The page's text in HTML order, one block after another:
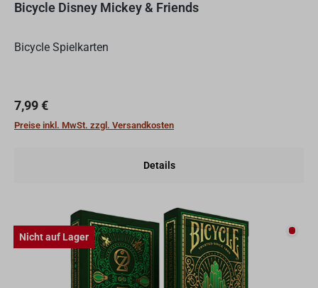
Bicycle Disney Mickey & Friends
Bicycle Spielkarten
Regulärer Preis:
7,99 €
Preise inkl. MwSt. zzgl. Versandkosten
Details
Nicht auf Lager Nicht